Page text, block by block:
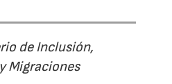
de Inclusión,
Migraciones